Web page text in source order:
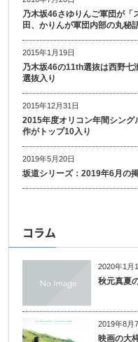
乃木坂46さゆりんご軍団が「
田、かりんが軍団内部の丸秘
2015年1月19日
乃木坂46の11th選抜は西野七
選抜入り
2015年12月31日
2015年度オリコン年間シン
作がトップ10入り
2019年5月20日
坂道シリーズ：2019年6月の
コラム
2020年1月
秋元真夏
2019年8月
映画の大